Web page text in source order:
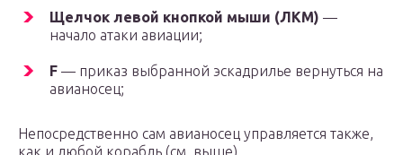
Щелчок левой кнопкой мыши (ЛКМ) —
начало атаки авиации;
F — приказ выбранной эскадрилье вернуться на
авианосец;
Непосредственно сам авианосец управляется также,
как и любой корабль (см. выше).